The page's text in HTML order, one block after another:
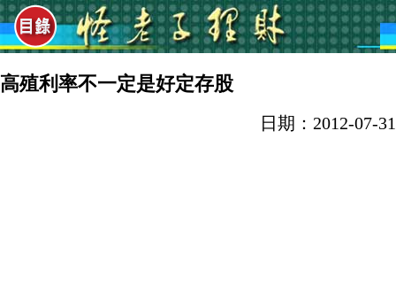
高殖利率不一定是好定存股
日期：2012-07-31